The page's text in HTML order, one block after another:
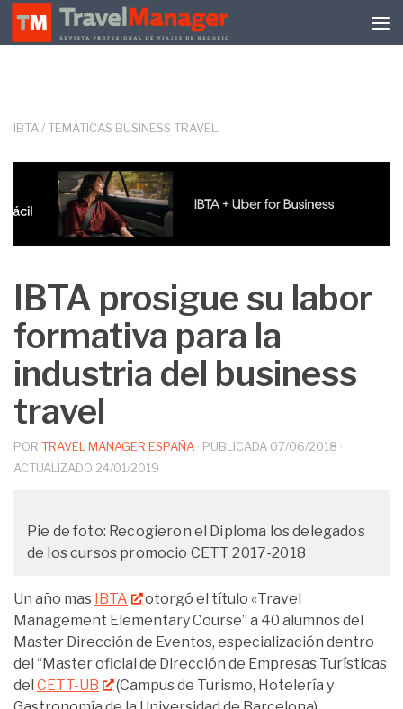
Debajo del contenido
IBTA/ TEMÁTICAS BUSINESS TRAVEL
IBTA prosigue su labor
formativa para la
industria del business
travel
POR TRAVEL MANAGER ESPAÑA · PUBLICADA 07/06/2018 ·
ACTUALIZADO 24/01/2019
Pie de foto: Recogieron el Diploma los delegados
de los cursos promocio CETT 2017-2018
Un año mas IBTA
otorgó el título «Travel
Management Elementary Course” a 40 alumnos del
Master Dirección de Eventos, especialización dentro
del “Master oficial de Dirección de Empresas Turísticas
del CETT-UB
(Campus de Turismo, Hotelería y